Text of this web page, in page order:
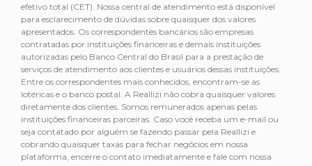
efetivo total (CET). Nossa central de atendimento está disponível
para esclarecimento de dúvidas sobre quaisquer dos valores
apresentados. Os correspondentes bancários são empresas
contratadas por instituições financeiras e demais instituições
autorizadas pelo Banco Central do Brasil para a prestação de
serviços de atendimento aos clientes e usuários dessas instituições.
Entre os correspondentes mais conhecidos, encontram-se as
lotéricas e o banco postal. A Reallizi não cobra quaisquer valores
diretamente dos clientes. Somos remunerados apenas pelas
instituições financeiras parceiras. Caso você receba um e-mail ou
seja contatado por alguém se fazendo passar pela Reallizi e
cobrando quaisquer taxas para fechar negócios em nossa
plataforma, encerre o contato imediatamente e fale com nossa